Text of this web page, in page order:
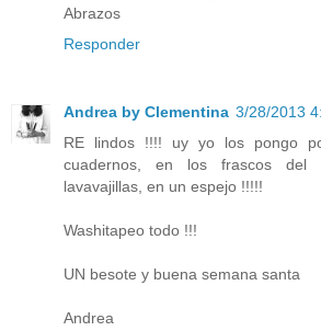
Abrazos
Responder
Andrea by Clementina 3/28/2013
RE lindos !!!! uy yo los pongo
cuadernos, en los frascos
lavavajillas, en un espejo !!!!!
Washitapeo todo !!!
UN besote y buena semana santa
Andrea